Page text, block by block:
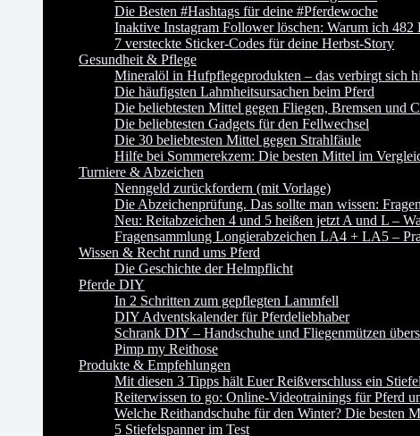
Die Besten #Hashtags für deine #Pferdewoche
Inaktive Instagram Follower löschen: Warum ich
7 versteckte Sticker-Codes für deine Herbst-Story
Gesundheit & Pflege
Mineralöl in Hufpflegeprodukten – das verbirgt sich
Die häufigsten Lahmheitsursachen beim Pferd
Die beliebtesten Mittel gegen Fliegen, Bremsen und
Die beliebtesten Gadgets für den Fellwechsel
Die 30 beliebtesten Mittel gegen Strahlfäule
Hilfe bei Sommerekzem: Die besten Mittel im
Turniere & Abzeichen
Nenngeld zurückfordern (mit Vorlage)
Die Abzeichenprüfung. Das sollte man wissen:
Neu: Reitabzeichen 4 und 5 heißen jetzt A und L –
Fragensammlung Longierabzeichen LA4 + LA5 –
Wissen & Recht rund ums Pferd
Die Geschichte der Helmpflicht
Pferde DIY
In 2 Schritten zum gepflegten Lammfell
DIY Adventskalender für Pferdeliebhaber
Schrank DIY – Handschuhe und Fliegenmützen
Pimp my Reithose
Produkte & Empfehlungen
Mit diesen 3 Tipps hält Euer Reißverschluss ein
Reiterwissen to go: Online-Videotrainings für Pferd
Welche Reithandschuhe für den Winter? Die besten
5 Stiefelspanner im Test